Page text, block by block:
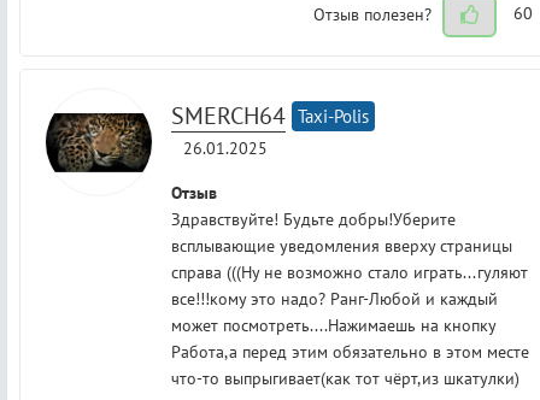
Отзыв полезен? 60
SMERCH64 Taxi-Polis
26.01.2025
Отзыв
Здравствуйте! Будьте добры!Уберите
всплывающие уведомления вверху страницы
справа (((Ну не возможно стало играть...гуляют
все!!!кому это надо? Ранг-Любой и каждый
может посмотреть....Нажимаешь на кнопку
Работа,а перед этим обязательно в этом месте
что-то выпрыгивает(как тот чёрт,из шкатулки)